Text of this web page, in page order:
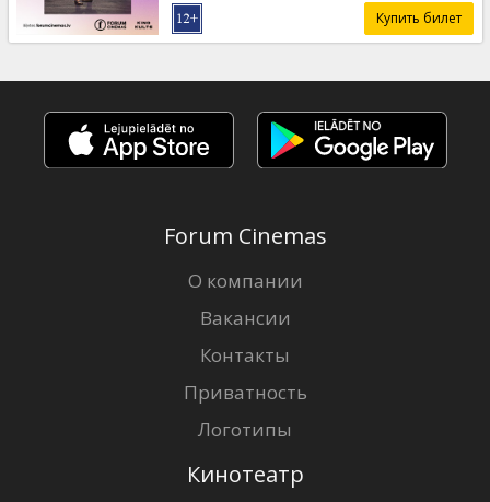
Подарки
Кинозакуски
B2B
Купить билет
Forum Cinemas
О компании
Вакансии
Контакты
Приватность
Логотипы
Кинотеатр